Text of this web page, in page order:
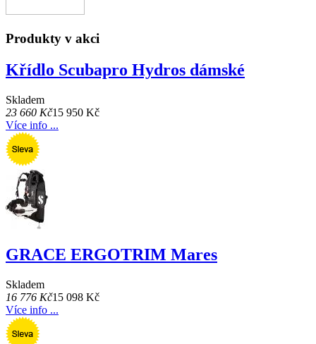
Produkty v akci
Křídlo Scubapro Hydros dámské
Skladem
23 660 Kč15 950 Kč
Více info ...
GRACE ERGOTRIM Mares
Skladem
16 776 Kč15 098 Kč
Více info ...